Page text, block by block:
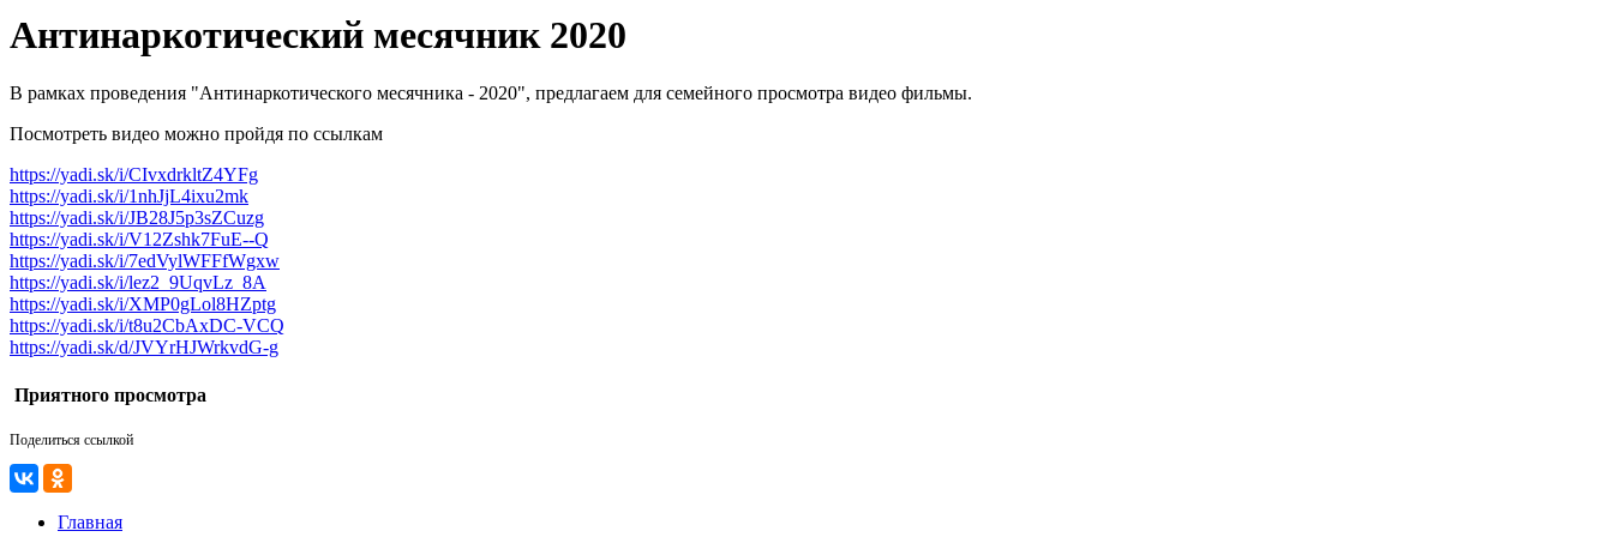
Антинаркотический месячник 2020
В рамках проведения "Антинаркотического месячника - 2020", предлагаем для семейного просмотра видео фильмы.
Посмотреть видео можно пройдя по ссылкам
https://yadi.sk/i/CIvxdrkltZ4YFg
https://yadi.sk/i/1nhJjL4ixu2mk
https://yadi.sk/i/JB28J5p3sZCuzg
https://yadi.sk/i/V12Zshk7FuE--Q
https://yadi.sk/i/7edVylWFFfWgxw
https://yadi.sk/i/lez2_9UqvLz_8A
https://yadi.sk/i/XMP0gLol8HZptg
https://yadi.sk/i/t8u2CbAxDC-VCQ
https://yadi.sk/d/JVYrHJWrkvdG-g
Приятного просмотра
Поделиться ссылкой
Главная